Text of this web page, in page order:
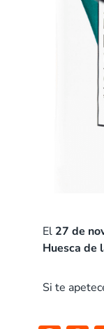
El 27 de
Huesca de
Si te